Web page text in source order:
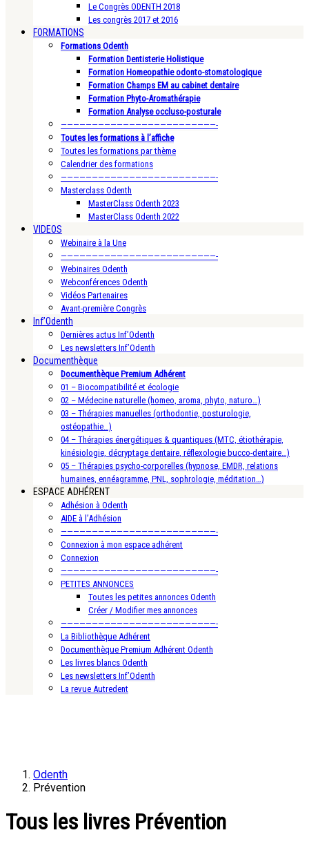
Le Congrès ODENTH 2018
Les congrès 2017 et 2016
FORMATIONS
Formations Odenth
Formation Dentisterie Holistique
Formation Homeopathie odonto-stomatologique
Formation Champs EM au cabinet dentaire
Formation Phyto-Aromathérapie
Formation Analyse occluso-posturale
—————————————————————————-
Toutes les formations à l’affiche
Toutes les formations par thème
Calendrier des formations
—————————————————————————-
Masterclass Odenth
MasterClass Odenth 2023
MasterClass Odenth 2022
VIDEOS
Webinaire à la Une
—————————————————————————-
Webinaires Odenth
Webconférences Odenth
Vidéos Partenaires
Avant-première Congrès
Inf’Odenth
Dernières actus Inf’Odenth
Les newsletters Inf’Odenth
Documenthèque
Documenthèque Premium Adhérent
01 – Biocompatibilité et écologie
02 – Médecine naturelle (homeo, aroma, phyto, naturo…)
03 – Thérapies manuelles (orthodontie, posturologie,
ostéopathie…)
04 – Thérapies énergétiques & quantiques (MTC, étiothérapie,
kinésiologie, décryptage dentaire, réflexologie bucco-dentaire…)
05 – Thérapies psycho-corporelles (hypnose, EMDR, relations
humaines, ennéagramme, PNL, sophrologie, méditation…)
ESPACE ADHÉRENT
Adhésion à Odenth
AIDE à l’Adhésion
—————————————————————————-
Connexion à mon espace adhérent
Connexion
—————————————————————————-
PETITES ANNONCES
Toutes les petites annonces Odenth
Créer / Modifier mes annonces
—————————————————————————-
La Bibliothèque Adhérent
Documenthèque Premium Adhérent Odenth
Les livres blancs Odenth
Les newsletters Inf’Odenth
La revue Autredent
Odenth
Prévention
Tous les livres Prévention